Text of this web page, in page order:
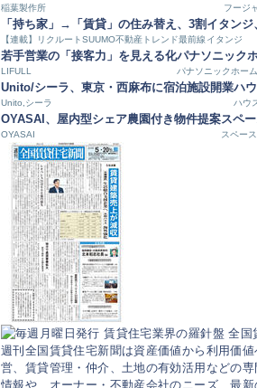
稲葉製作所 フージ
「持ち家」→「賃貸」の住み替え、3割
【連載】リクルートSUUMO不動産トレンド最前線
イタンジ
イタンジ
若手営業の「接客力」を見える化
LIFULL
パナソニック
パナソニックホー
Unito/シーラ、東京・西麻布に宿泊施設開業
Unito,シーラ
ハ
ハウ
OYASAI、屋内型シェア農園付き物件提案
OYASAI
スペ
スペース
週刊全国賃貸住宅新聞は資産価値から利用価
営、賃貸管理・仲介、土地の有効活用などの
情報や、オーナー・不動産会社のニーズ、最